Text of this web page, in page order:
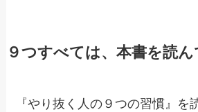
９つすべては、本書を読
『やり抜く人の９つの習慣』を